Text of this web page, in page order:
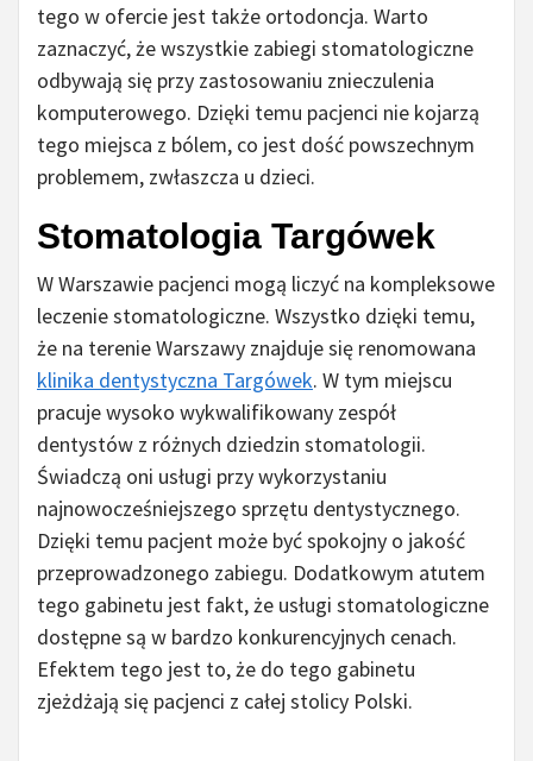
tego w ofercie jest także ortodoncja. Warto
zaznaczyć, że wszystkie zabiegi stomatologiczne
odbywają się przy zastosowaniu znieczulenia
komputerowego. Dzięki temu pacjenci nie kojarzą
tego miejsca z bólem, co jest dość powszechnym
problemem, zwłaszcza u dzieci.
Stomatologia Targówek
W Warszawie pacjenci mogą liczyć na kompleksowe
leczenie stomatologiczne. Wszystko dzięki temu,
że na terenie Warszawy znajduje się renomowana
klinika dentystyczna Targówek. W tym miejscu
pracuje wysoko wykwalifikowany zespół
dentystów z różnych dziedzin stomatologii.
Świadczą oni usługi przy wykorzystaniu
najnowocześniejszego sprzętu dentystycznego.
Dzięki temu pacjent może być spokojny o jakość
przeprowadzonego zabiegu. Dodatkowym atutem
tego gabinetu jest fakt, że usługi stomatologiczne
dostępne są w bardzo konkurencyjnych cenach.
Efektem tego jest to, że do tego gabinetu
zjeżdżają się pacjenci z całej stolicy Polski.